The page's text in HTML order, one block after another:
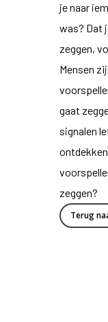
je naar
was? Dat
zeggen,
Mensen
gaat
signalen
zeggen?
Terug